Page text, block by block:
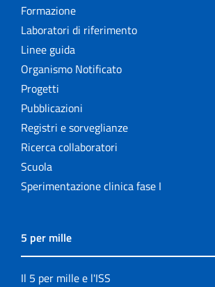
Formazione
Laboratori di riferimento
Linee guida
Organismo Notificato
Progetti
Pubblicazioni
Registri e sorveglianze
Ricerca collaboratori
Scuola
Sperimentazione clinica fase I
5 per mille
Il 5 per mille e l'ISS